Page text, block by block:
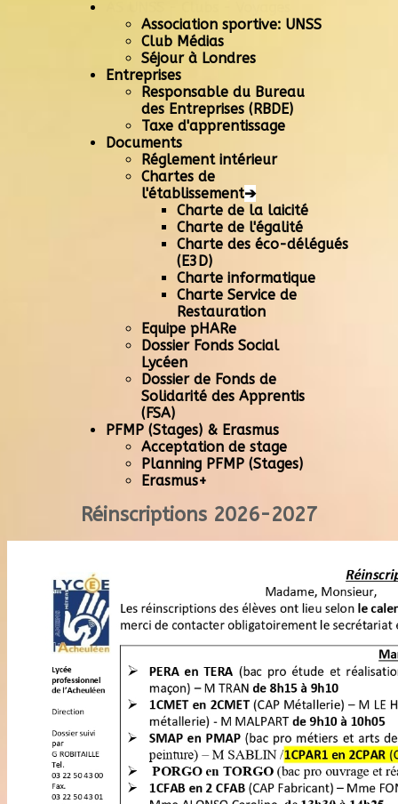
Association sportive: UNSS
Club Médias
Séjour à Londres
Entreprises
Responsable du Bureau
des Entreprises (RBDE)
Taxe d'apprentissage
Documents
Réglement intérieur
Chartes de
l'établissement➔
Charte de la laicité
Charte de l'égalité
Charte des éco-délégués
(E3D)
Charte informatique
Charte Service de
Restauration
Equipe pHARe
Dossier Fonds Social
Lycéen
Dossier de Fonds de
Solidarité des Apprentis
(FSA)
PFMP (Stages) & Erasmus
Acceptation de stage
Planning PFMP (Stages)
Erasmus+
Réinscriptions 2026-2027